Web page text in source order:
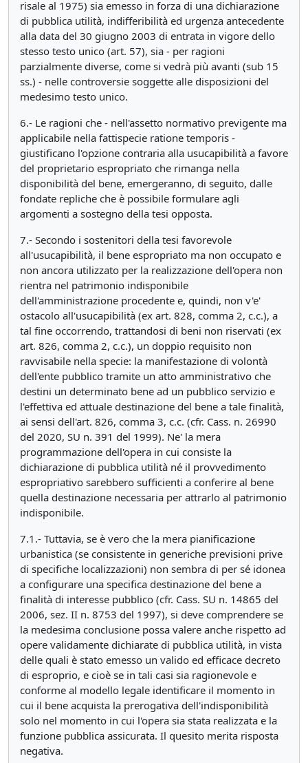
risale al 1975) sia emesso in forza di una dichiarazione
di pubblica utilità, indifferibilità ed urgenza antecedente
alla data del 30 giugno 2003 di entrata in vigore dello
stesso testo unico (art. 57), sia - per ragioni
parzialmente diverse, come si vedrà più avanti (sub 15
ss.) - nelle controversie soggette alle disposizioni del
medesimo testo unico.
6.- Le ragioni che - nell'assetto normativo previgente ma
applicabile nella fattispecie ratione temporis -
giustificano l'opzione contraria alla usucapibilità a favore
del proprietario espropriato che rimanga nella
disponibilità del bene, emergeranno, di seguito, dalle
fondate repliche che è possibile formulare agli
argomenti a sostegno della tesi opposta.
7.- Secondo i sostenitori della tesi favorevole
all'usucapibilità, il bene espropriato ma non occupato e
non ancora utilizzato per la realizzazione dell'opera non
rientra nel patrimonio indisponibile
dell'amministrazione procedente e, quindi, non v'e'
ostacolo all'usucapibilità (ex art. 828, comma 2, c.c.), a
tal fine occorrendo, trattandosi di beni non riservati (ex
art. 826, comma 2, c.c.), un doppio requisito non
ravvisabile nella specie: la manifestazione di volontà
dell'ente pubblico tramite un atto amministrativo che
destini un determinato bene ad un pubblico servizio e
l'effettiva ed attuale destinazione del bene a tale finalità,
ai sensi dell'art. 826, comma 3, c.c. (cfr. Cass. n. 26990
del 2020, SU n. 391 del 1999). Ne' la mera
programmazione dell'opera in cui consiste la
dichiarazione di pubblica utilità né il provvedimento
espropriativo sarebbero sufficienti a conferire al bene
quella destinazione necessaria per attrarlo al patrimonio
indisponibile.
7.1.- Tuttavia, se è vero che la mera pianificazione
urbanistica (se consistente in generiche previsioni prive
di specifiche localizzazioni) non sembra di per sé idonea
a configurare una specifica destinazione del bene a
finalità di interesse pubblico (cfr. Cass. SU n. 14865 del
2006, sez. II n. 8753 del 1997), si deve comprendere se
la medesima conclusione possa valere anche rispetto ad
opere validamente dichiarate di pubblica utilità, in vista
delle quali è stato emesso un valido ed efficace decreto
di esproprio, e cioè se in tali casi sia ragionevole e
conforme al modello legale identificare il momento in
cui il bene acquista la prerogativa dell'indisponibilità
solo nel momento in cui l'opera sia stata realizzata e la
funzione pubblica assicurata. Il quesito merita risposta
negativa.